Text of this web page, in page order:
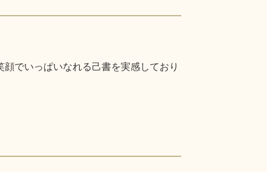
でいっぱいなれる己書を実感しており